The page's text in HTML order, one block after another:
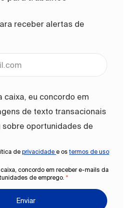
receber alertas de
caixa, eu concordo em
de texto transacionais
sobre oportunidades de
de privacidade e ostermos de uso
concordo em receber e-mails da
de emprego. *
Enviar